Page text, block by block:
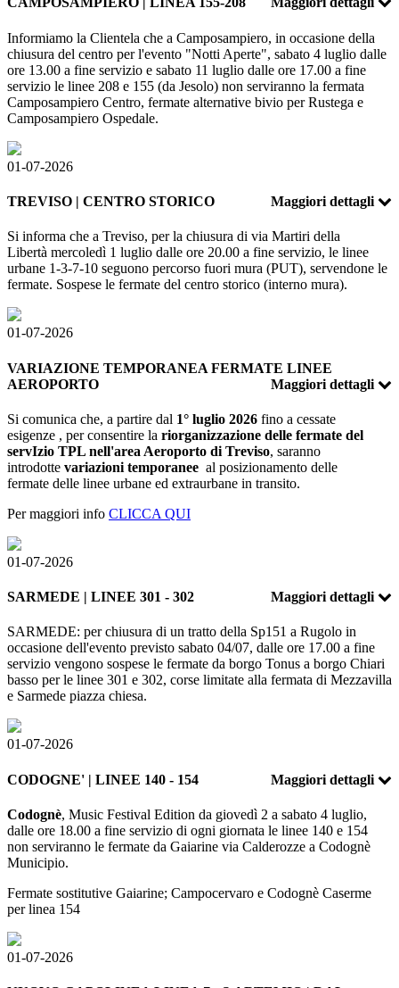
Informiamo la Clientela che a Camposampiero, in occasione della
chiusura del centro per l'evento "Notti Aperte", sabato 4 luglio dalle
ore 13.00 a fine servizio e sabato 11 luglio dalle ore 17.00 a fine
servizio le linee 208 e 155 (da Jesolo) non serviranno la fermata
Camposampiero Centro, fermate alternative bivio per Rustega e
Camposampiero Ospedale.
01-07-2026
TREVISO | CENTRO STORICO Maggiori dettagli
Si informa che a Treviso, per la chiusura di via Martiri della
Libertà mercoledì 1 luglio dalle ore 20.00 a fine servizio, le linee
urbane 1-3-7-10 seguono percorso fuori mura (PUT), servendone le
fermate. Sospese le fermate del centro storico (interno mura).
01-07-2026
VARIAZIONE TEMPORANEA FERMATE LINEE
AEROPORTO
Maggiori dettagli
Si comunica che, a partire dal 1° luglio 2026 fino a cessate
esigenze , per consentire la riorganizzazione delle fermate del
servIzio TPL nell'area Aeroporto di Treviso, saranno
introdotte variazioni temporanee al posizionamento delle
fermate delle linee urbane ed extraurbane in transito.
Per maggiori info CLICCA QUI
01-07-2026
SARMEDE | LINEE 301 - 302 Maggiori dettagli
SARMEDE: per chiusura di un tratto della Sp151 a Rugolo in
occasione dell'evento previsto sabato 04/07, dalle ore 17.00 a fine
servizio vengono sospese le fermate da borgo Tonus a borgo Chiari
basso per le linee 301 e 302, corse limitate alla fermata di Mezzavilla
e Sarmede piazza chiesa.
01-07-2026
CODOGNE' | LINEE 140 - 154 Maggiori dettagli
Codognè, Music Festival Edition da giovedì 2 a sabato 4 luglio,
dalle ore 18.00 a fine servizio di ogni giornata le linee 140 e 154
non serviranno le fermate da Gaiarine via Calderozze a Codognè
Municipio.
Fermate sostitutive Gaiarine; Campocervaro e Codognè Caserme
per linea 154
01-07-2026